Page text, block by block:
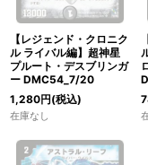
【レジェンド・クロニク
ル ライバル編】超神星
プルート・デスブリンガ
ー DMC54_7/20
1,280円(税込)
在庫なし